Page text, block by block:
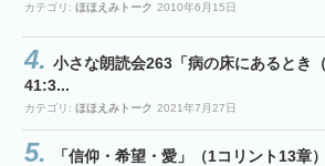
カテゴリ: ほほえみトーク 2010年6月15日
小さな朗読会263「病の床にあるとき
41:3...
カテゴリ: ほほえみトーク 2021年7月27日
「信仰・希望・愛」（1コリント13章）